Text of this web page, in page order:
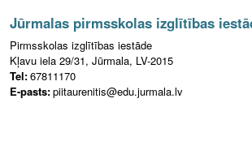
Jūrmalas pirmsskolas izglītības
Pirmsskolas izglītības iestāde
Kļavu iela 29/31, Jūrmala, LV-2015
Tel:67811170
E-pasts:piitaurenitis@edu.jurmala.lv